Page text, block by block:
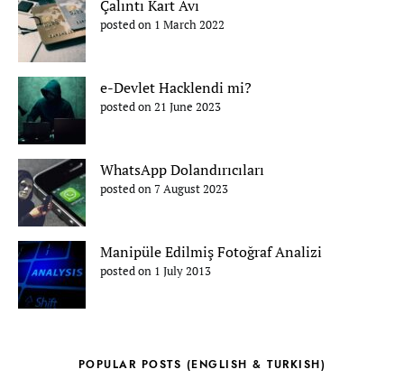
Çalıntı Kart Avı
posted on 1 March 2022
e-Devlet Hacklendi mi?
posted on 21 June 2023
WhatsApp Dolandırıcıları
posted on 7 August 2023
Manipüle Edilmiş Fotoğraf Analizi
posted on 1 July 2013
POPULAR POSTS (ENGLISH & TURKISH)